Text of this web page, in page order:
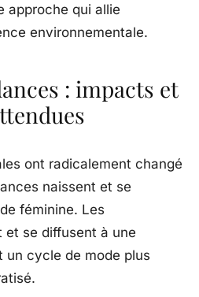
approche qui allie
environnementale.
: impacts et
ont radicalement changé
naissent et se
féminine. Les
et se diffusent à une
cycle de mode plus